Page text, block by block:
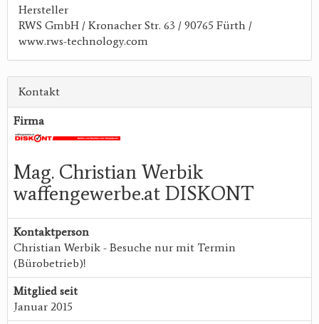
Hersteller
RWS GmbH / Kronacher Str. 63 / 90765 Fürth /
www.rws-technology.com
Kontakt
Firma
Mag. Christian Werbik
waffengewerbe.at DISKONT
Kontaktperson
Christian Werbik - Besuche nur mit Termin
(Bürobetrieb)!
Mitglied seit
Januar 2015